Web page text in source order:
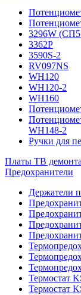
3296W
3362P
3590S-2
RV097NS
WH120
WH120-2
WH160
WH148-2
Ручки для
Платы ТВ
Предохранители
Держатели
Термостат
Термостат